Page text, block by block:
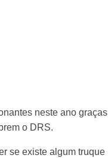
neste ano graças
o DRS.
se existe algum truque